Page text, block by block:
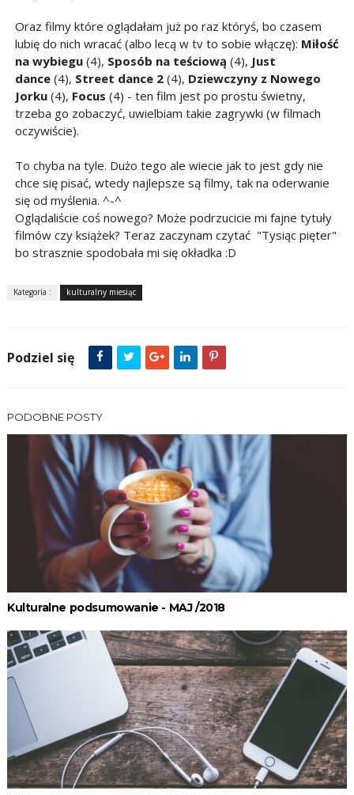
Oraz filmy które oglądałam już po raz któryś, bo czasem
lubię do nich wracać (albo lecą w tv to sobie włączę): Miłość
na wybiegu(4), Sposób na teściową (4), Just
dance(4), Street dance 2(4), Dziewczyny z Nowego
Jorku(4), Focus (4) - ten film jest po prostu świetny,
trzeba go zobaczyć, uwielbiam takie zagrywki (w filmach
oczywiście).
To chyba na tyle. Dużo tego ale wiecie jak to jest gdy nie
chce się pisać, wtedy najlepsze są filmy, tak na oderwanie
się od myślenia. ^-^
Oglądaliście coś nowego? Może podrzucicie mi fajne tytuły
filmów czy książek? Teraz zaczynam czytać "Tysiąc pięter"
bo strasznie spodobała mi się okładka :D
Kategoria : kulturalny miesiąc
Podziel się
PODOBNE POSTY
Kulturalne podsumowanie - MAJ /2018